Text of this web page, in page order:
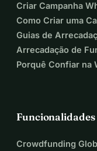
Criar Campanha
Como Criar uma
Guias de
Arrecadação de
Porquê Confiar na
Crowdfunding